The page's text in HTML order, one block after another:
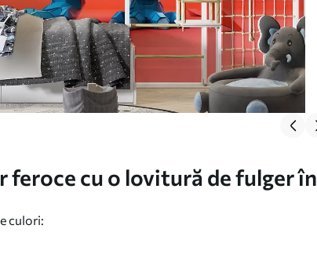
cu o lovitură de fulger în
culori: